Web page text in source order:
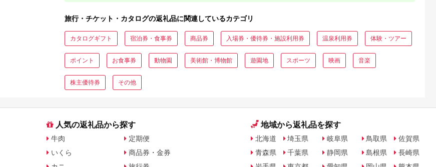
旅行・チケット・カタログの返礼品に関連しているカテゴリ
カタログギフト 宿泊券・食事券 商品券 入場券・優待券・施設利用券 温泉利用券 体験・ツアー
ポイント お食事券 動物園 美術館・博物館 遊園地 スポーツ 映画 音楽
株主優待券 その他
人気の返礼品から探す
牛肉
いくら
定期便
商品券・金券
地域から返礼品を探す
北海道
青森県
埼玉県
千葉県
岐阜県
静岡県
鳥取県
島根県
佐賀県
長崎県